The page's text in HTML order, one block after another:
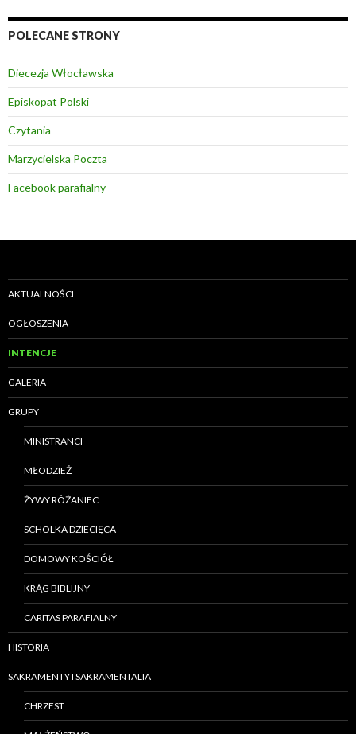
POLECANE STRONY
Diecezja Włocławska
Episkopat Polski
Czytania
Marzycielska Poczta
Facebook parafialny
AKTUALNOŚCI
OGŁOSZENIA
INTENCJE
GALERIA
GRUPY
MINISTRANCI
MŁODZIEŻ
ŻYWY RÓŻANIEC
SCHOLKA DZIECIĘCA
DOMOWY KOŚCIÓŁ
KRĄG BIBLIJNY
CARITAS PARAFIALNY
HISTORIA
SAKRAMENTY I SAKRAMENTALIA
CHRZEST